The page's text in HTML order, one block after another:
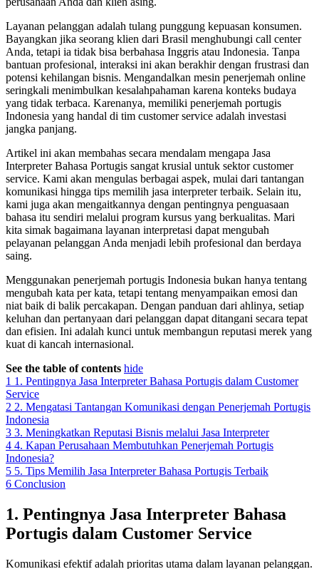
Layanan pelanggan adalah tulang punggung kepuasan konsumen.
Bayangkan jika seorang klien dari Brasil menghubungi call center
Anda, tetapi ia tidak bisa berbahasa Inggris atau Indonesia. Tanpa
bantuan profesional, interaksi ini akan berakhir dengan frustrasi dan
potensi kehilangan bisnis. Mengandalkan mesin penerjemah online
seringkali menimbulkan kesalahpahaman karena konteks budaya
yang tidak terbaca. Karenanya, memiliki penerjemah portugis
Indonesia yang handal di tim customer service adalah investasi
jangka panjang.
Artikel ini akan membahas secara mendalam mengapa Jasa
Interpreter Bahasa Portugis sangat krusial untuk sektor customer
service. Kami akan mengulas berbagai aspek, mulai dari tantangan
komunikasi hingga tips memilih jasa interpreter terbaik. Selain itu,
kami juga akan mengaitkannya dengan pentingnya penguasaan
bahasa itu sendiri melalui program kursus yang berkualitas. Mari
kita simak bagaimana layanan interpretasi dapat mengubah
pelayanan pelanggan Anda menjadi lebih profesional dan berdaya
saing.
Menggunakan penerjemah portugis Indonesia bukan hanya tentang
mengubah kata per kata, tetapi tentang menyampaikan emosi dan
niat baik di balik percakapan. Dengan panduan dari ahlinya, setiap
keluhan dan pertanyaan dari pelanggan dapat ditangani secara tepat
dan efisien. Ini adalah kunci untuk membangun reputasi merek yang
kuat di kancah internasional.
See the table of contents hide
1 1. Pentingnya Jasa Interpreter Bahasa Portugis dalam Customer
Service
2 2. Mengatasi Tantangan Komunikasi dengan Penerjemah Portugis
Indonesia
3 3. Meningkatkan Reputasi Bisnis melalui Jasa Interpreter
4 4. Kapan Perusahaan Membutuhkan Penerjemah Portugis
Indonesia?
5 5. Tips Memilih Jasa Interpreter Bahasa Portugis Terbaik
6 Conclusion
1. Pentingnya Jasa Interpreter Bahasa
Portugis dalam Customer Service
Komunikasi efektif adalah prioritas utama dalam layanan pelanggan.